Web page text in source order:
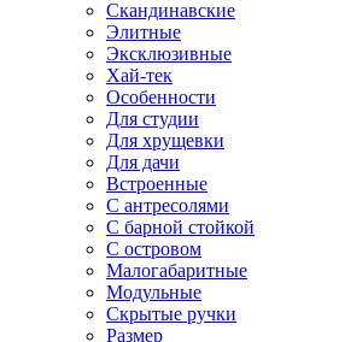
Скандинавские
Элитные
Эксклюзивные
Хай-тек
Особенности
Для студии
Для хрущевки
Для дачи
Встроенные
С антресолями
С барной стойкой
С островом
Малогабаритные
Модульные
Скрытые ручки
Размер